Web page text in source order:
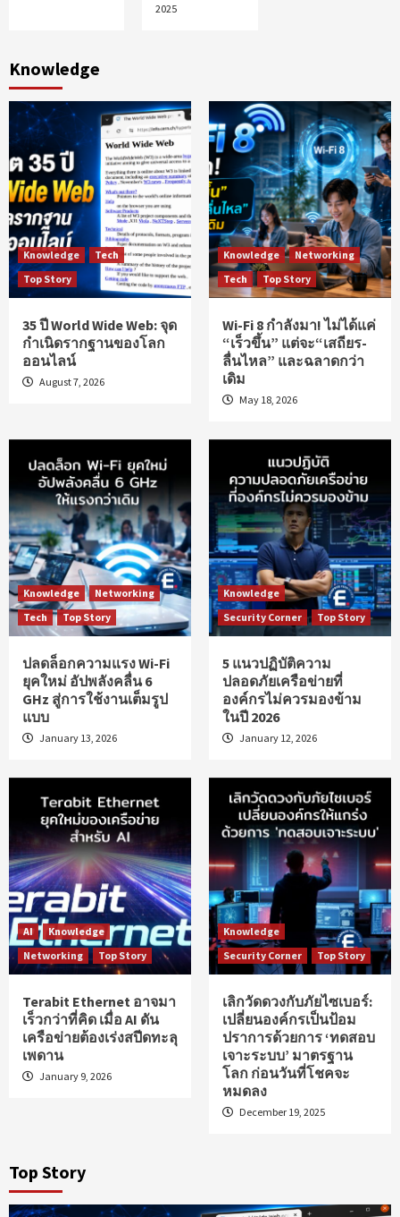
2025
Knowledge
Knowledge
Tech
Top Story
35 ปี World Wide Web: จุด
กำเนิดรากฐานของโลก
ออนไลน์
August 7, 2026
Knowledge
Networking
Tech
Top Story
Wi-Fi 8 กำลังมา! ไม่ได้แค่
“เร็วขึ้น” แต่จะ“เสถียร-
ลื่นไหล” และฉลาดกว่า
เดิม
May 18, 2026
Knowledge
Networking
Tech
Top Story
ปลดล็อกความแรง Wi-Fi
ยุคใหม่ อัปพลังคลื่น 6
GHz สู่การใช้งานเต็มรูป
แบบ
January 13, 2026
Knowledge
Security Corner
Top Story
5 แนวปฏิบัติความ
ปลอดภัยเครือข่ายที่
องค์กรไม่ควรมองข้าม
ในปี 2026
January 12, 2026
AI
Knowledge
Networking
Top Story
Terabit Ethernet อาจมา
เร็วกว่าที่คิด เมื่อ AI ดัน
เครือข่ายต้องเร่งสปีดทะลุ
เพดาน
January 9, 2026
Knowledge
Security Corner
Top Story
เลิกวัดดวงกับภัยไซเบอร์:
เปลี่ยนองค์กรเป็นป้อม
ปราการด้วยการ ‘ทดสอบ
เจาะระบบ’ มาตรฐาน
โลก ก่อนวันที่โชคจะ
หมดลง
December 19, 2025
Top Story